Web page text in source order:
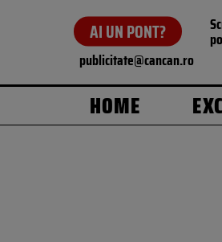
AI UN PONT?
publicitate@cancan.ro
HOME